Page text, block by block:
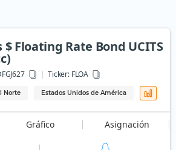
$ Floating Rate Bond UCITS
Ticker:FLOA
Norte Estados Unidos de América
Gráfico Asignación